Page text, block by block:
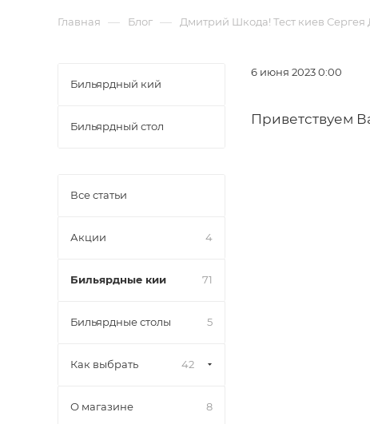
Главная — Блог — Дмитрий Шкода! Тест киев Сергея
6 июня 2023 0:00
Приветствуем
Бильярдный кий
Бильярдный стол
Все статьи
Акции 4
Бильярдные кии 71
Бильярдные столы 5
Как выбрать 42
О магазине 8